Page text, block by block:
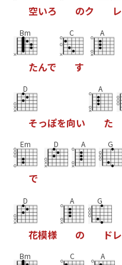
空いろ のク レ
Bm
たんで
C
す
A
D
そっぽを向い
A
た
Em
で
D A G
D
花模様
A
の
G
ドレ
Bm C A